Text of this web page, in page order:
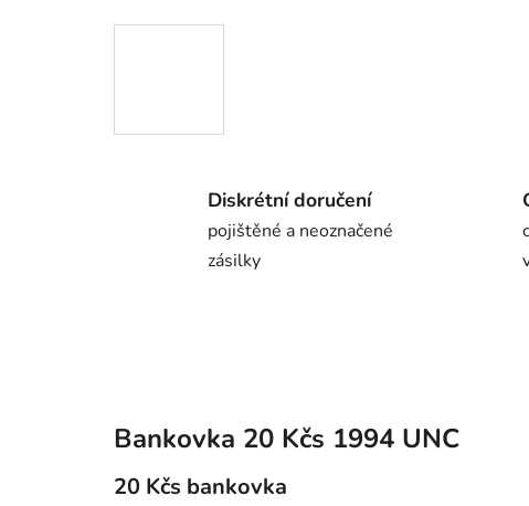
Diskrétní doručení
pojištěné a neoznačené
zásilky
Bankovka 20 Kčs 1994 UNC
20 Kčs bankovka